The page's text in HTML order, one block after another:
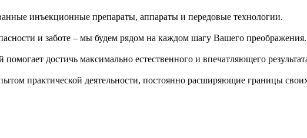
инъекционные препараты, аппараты и передовые технологии.
и заботе – мы будем рядом на каждом шагу Вашего преображения.
достичь максимально естественного и впечатляющего
практической деятельности, постоянно расширяющие границы